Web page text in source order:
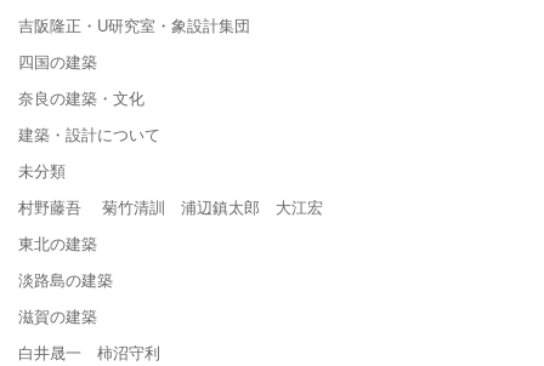
吉阪隆正・U研究室・象設計集団
四国の建築
奈良の建築・文化
建築・設計について
未分類
村野藤吾 菊竹清訓 浦辺鎮太郎 大江宏
東北の建築
淡路島の建築
滋賀の建築
白井晟一 柿沼守利